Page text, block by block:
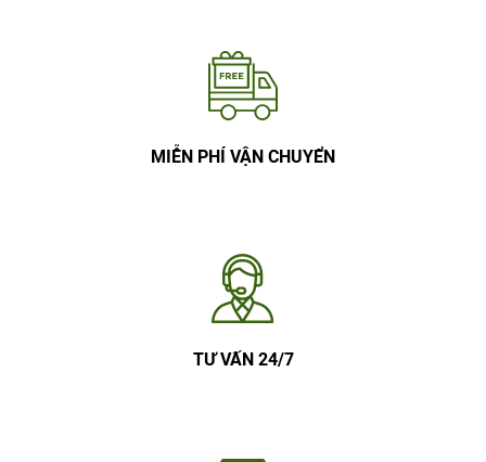
MIỄN PHÍ VẬN CHUYỂN
TƯ VẤN 24/7